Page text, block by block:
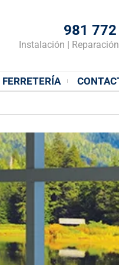
981
Instalación | Reparación
FERRETERÍA